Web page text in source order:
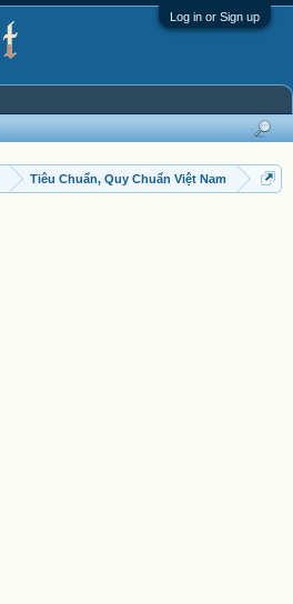
Log in or Sign up
Tiêu Chuẩn, Quy Chuẩn Việt Nam